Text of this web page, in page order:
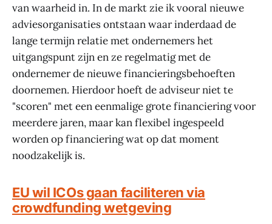
van waarheid in. In de markt zie ik vooral nieuwe
adviesorganisaties ontstaan waar inderdaad de
lange termijn relatie met ondernemers het
uitgangspunt zijn en ze regelmatig met de
ondernemer de nieuwe financieringsbehoeften
doornemen. Hierdoor hoeft de adviseur niet te
"scoren" met een eenmalige grote financiering voor
meerdere jaren, maar kan flexibel ingespeeld
worden op financiering wat op dat moment
noodzakelijk is.
EU wil ICOs gaan faciliteren via
crowdfunding wetgeving